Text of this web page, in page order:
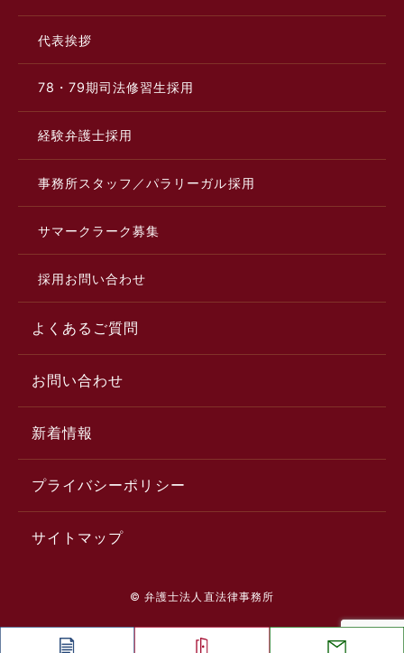
代表挨拶
78・79期司法修習生採用
経験弁護士採用
事務所スタッフ／パラリーガル採用
サマークラーク募集
採用お問い合わせ
よくあるご質問
お問い合わせ
新着情報
プライバシーポリシー
サイトマップ
© 弁護士法人直法律事務所